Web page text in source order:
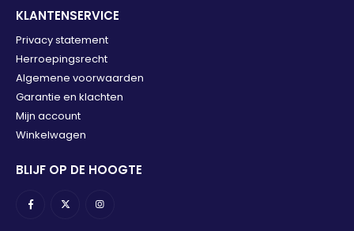
KLANTENSERVICE
Privacy statement
Herroepingsrecht
Algemene voorwaarden
Garantie en klachten
Mijn account
Winkelwagen
BLIJF OP DE HOOGTE